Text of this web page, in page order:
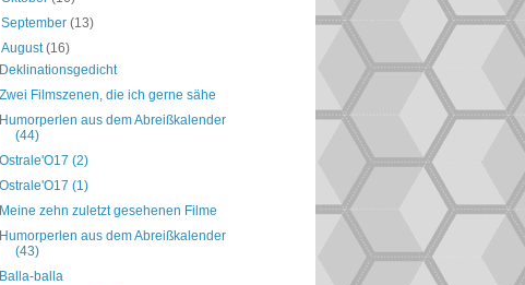
September(13)
August(16)
Deklinationsgedicht
Zwei Filmszenen, die ich gerne sähe
Humorperlen aus dem Abreißkalender
(44)
Ostrale'O17 (2)
Ostrale'O17 (1)
Meine zehn zuletzt gesehenen Filme
Humorperlen aus dem Abreißkalender
(43)
Balla-balla